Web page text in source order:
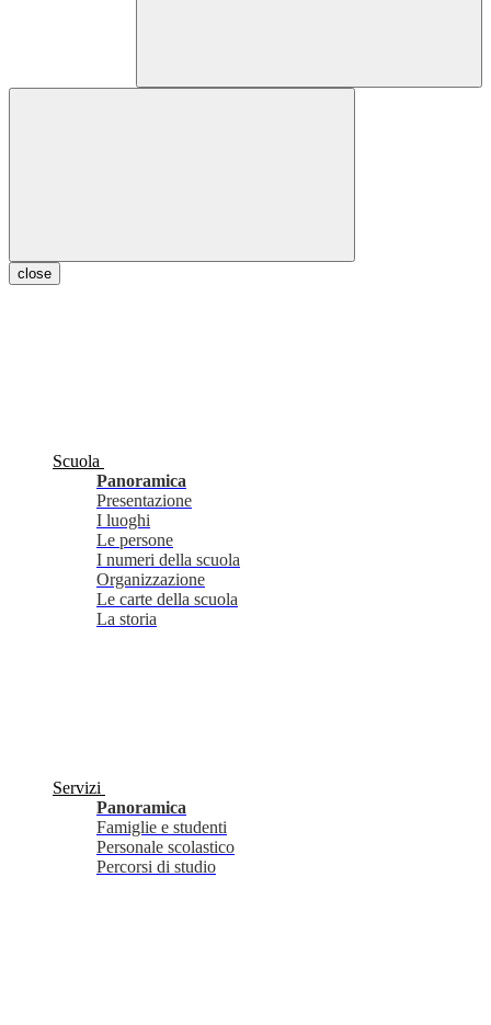
close
Scuola
Panoramica
Presentazione
I luoghi
Le persone
I numeri della scuola
Organizzazione
Le carte della scuola
La storia
Servizi
Panoramica
Famiglie e studenti
Personale scolastico
Percorsi di studio